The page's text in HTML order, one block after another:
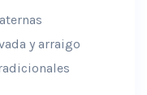
y arraigo